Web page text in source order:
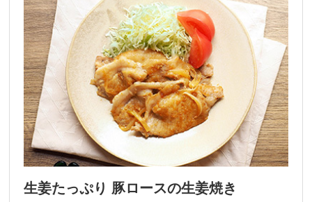
生姜たっぷり 豚ロースの生姜焼き